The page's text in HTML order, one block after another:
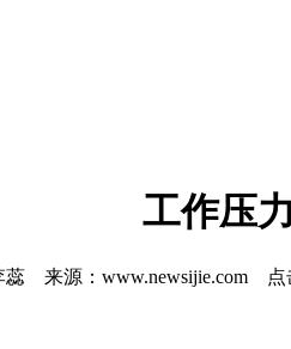
工作压
来源：www.newsijie.com 点